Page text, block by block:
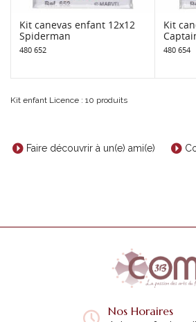
Kit canevas enfant 12x12
Spiderman
480 652
Kit
480 654
Kit enfant Licence : 10 produits
Faire découvrir à un(e) ami(e)
Nos Horaires